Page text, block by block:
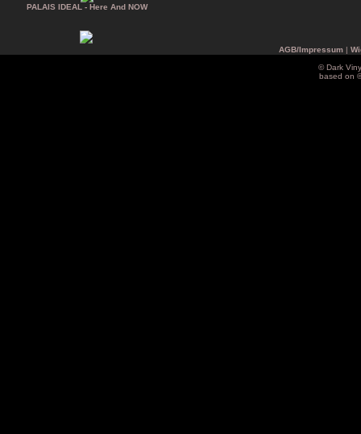
PALAIS IDEAL - Here And NOW
AGB/Impressum|
© Dark
based on